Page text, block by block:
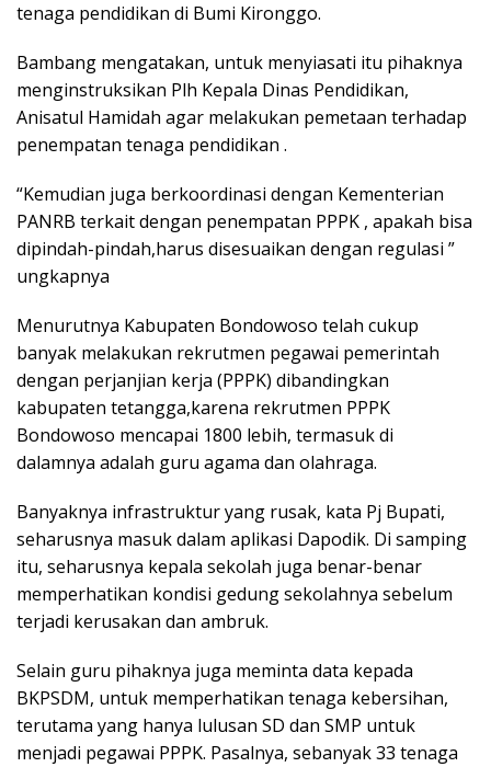
tenaga pendidikan di Bumi Kironggo.
Bambang mengatakan, untuk menyiasati itu pihaknya
menginstruksikan Plh Kepala Dinas Pendidikan,
Anisatul Hamidah agar melakukan pemetaan terhadap
penempatan tenaga pendidikan .
“Kemudian juga berkoordinasi dengan Kementerian
PANRB terkait dengan penempatan PPPK , apakah bisa
dipindah-pindah,harus disesuaikan dengan regulasi ”
ungkapnya
Menurutnya Kabupaten Bondowoso telah cukup
banyak melakukan rekrutmen pegawai pemerintah
dengan perjanjian kerja (PPPK) dibandingkan
kabupaten tetangga,karena rekrutmen PPPK
Bondowoso mencapai 1800 lebih, termasuk di
dalamnya adalah guru agama dan olahraga.
Banyaknya infrastruktur yang rusak, kata Pj Bupati,
seharusnya masuk dalam aplikasi Dapodik. Di samping
itu, seharusnya kepala sekolah juga benar-benar
memperhatikan kondisi gedung sekolahnya sebelum
terjadi kerusakan dan ambruk.
Selain guru pihaknya juga meminta data kepada
BKPSDM, untuk memperhatikan tenaga kebersihan,
terutama yang hanya lulusan SD dan SMP untuk
menjadi pegawai PPPK. Pasalnya, sebanyak 33 tenaga